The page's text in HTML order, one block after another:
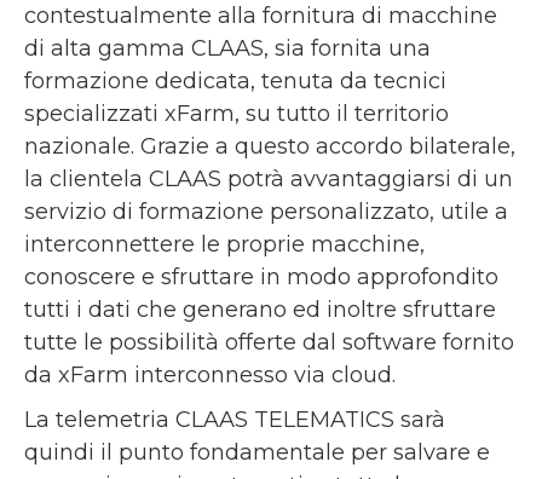
contestualmente alla fornitura di macchine
di alta gamma CLAAS, sia fornita una
formazione dedicata, tenuta da tecnici
specializzati xFarm, su tutto il territorio
nazionale. Grazie a questo accordo bilaterale,
la clientela CLAAS potrà avvantaggiarsi di un
servizio di formazione personalizzato, utile a
interconnettere le proprie macchine,
conoscere e sfruttare in modo approfondito
tutti i dati che generano ed inoltre sfruttare
tutte le possibilità offerte dal software fornito
da xFarm interconnesso via cloud.
La telemetria CLAAS TELEMATICS sarà
quindi il punto fondamentale per salvare e